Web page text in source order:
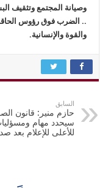
وصيانة المجتمع وتثقيف
.. الضرب فوق رؤوس
والقوة والإنسانية.
السابق
حازم منير: قانون
سيحدد مهام
للأعلى للإعلام بعد